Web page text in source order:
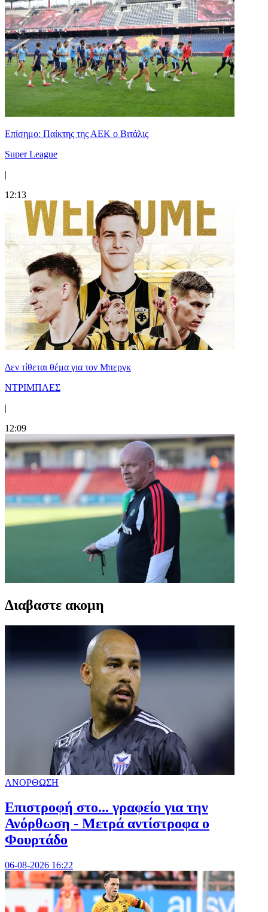
Επίσημο: Παίκτης της ΑΕΚ ο Βιτάλις
Super League
|
12:13
Δεν τίθεται θέμα για τον Μπεργκ
ΝΤΡΙΜΠΛΕΣ
|
12:09
Διαβαστε ακομη
ΑΝΟΡΘΩΣΗ
Επιστροφή στο... γραφείο για την
Ανόρθωση - Μετρά αντίστροφα ο
Φουρτάδο
06-08-2026 16:22